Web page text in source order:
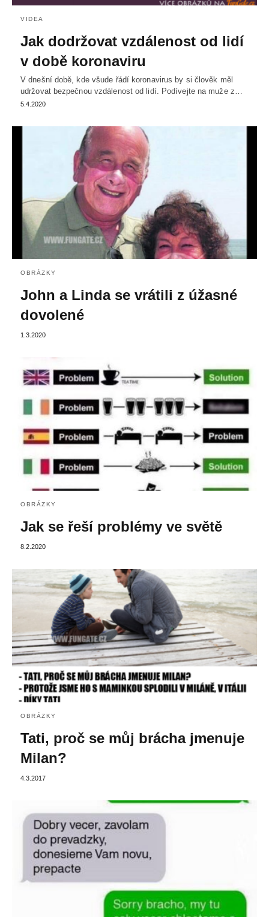
VIDEA
Jak dodržovat vzdálenost od lidí
v době koronaviru
V dnešní době, kde všude řádí koronavirus by si člověk měl
udržovat bezpečnou vzdálenost od lidí. Podívejte na muže z…
5.4.2020
OBRÁZKY
John a Linda se vrátili z úžasné
dovolené
1.3.2020
OBRÁZKY
Jak se řeší problémy ve světě
8.2.2020
OBRÁZKY
Tati, proč se můj brácha jmenuje
Milan?
4.3.2017